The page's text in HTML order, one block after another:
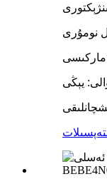
يېڭى
تەپسىلات